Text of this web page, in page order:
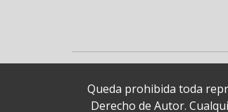
Queda prohibida toda
Derecho de Autor.